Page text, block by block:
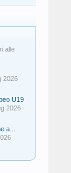
alle
2026
U19
2026
a...